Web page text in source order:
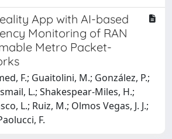
App with AI-based
Monitoring of RAN
Metro Packet-
F.; Guaitolini, M.; González, P.;
L.; Shakespear-Miles, H.;
L.; Ruiz, M.; Olmos Vegas, J. J.;
F.